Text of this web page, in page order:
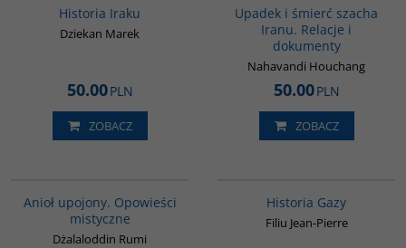
Historia Iraku
Dziekan Marek
50.00PLN
ZOBACZ
Upadek i śmierć szacha
Iranu. Relacje i
dokumenty
Nahavandi Houchang
50.00PLN
ZOBACZ
Anioł upojony. Opowieści
mistyczne
Dżalaloddin Rumi
Historia Gazy
Filiu Jean-Pierre